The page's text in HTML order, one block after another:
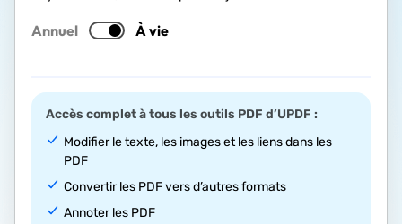
Annuel À vie
Accès complet à tous les outils PDF d’UPDF :
Modifier le texte, les images et les liens dans les
PDF
Convertir les PDF vers d’autres formats
Annoter les PDF